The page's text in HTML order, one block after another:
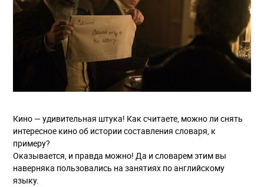
Кино — удивительная штука! Как считаете, можно ли снять
интересное кино об истории составления словаря, к
примеру?
Оказывается, и правда можно! Да и словарем этим вы
наверняка пользовались на занятиях по английскому
языку.